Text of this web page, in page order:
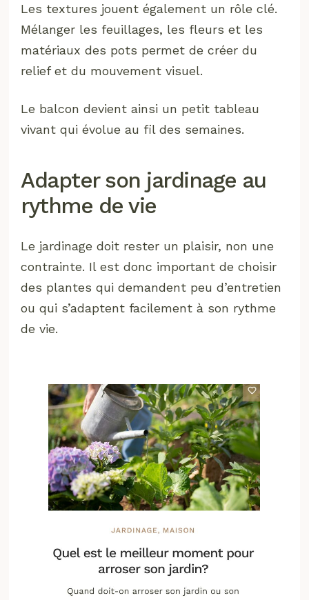
Les textures jouent également un rôle clé.
Mélanger les feuillages, les fleurs et les
matériaux des pots permet de créer du
relief et du mouvement visuel.
Le balcon devient ainsi un petit tableau
vivant qui évolue au fil des semaines.
Adapter son jardinage au
rythme de vie
Le jardinage doit rester un plaisir, non une
contrainte. Il est donc important de choisir
des plantes qui demandent peu d’entretien
ou qui s’adaptent facilement à son rythme
de vie.